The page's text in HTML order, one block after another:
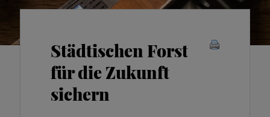
Städtischen Forst
für die Zukunft
sichern